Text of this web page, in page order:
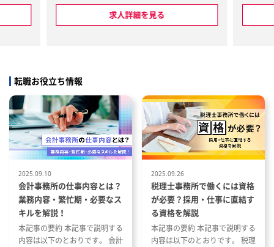
ク・記
士業
求人詳細を見る
転職お役立ち情報
2025.09.10
会計事務所の仕事内容とは？
業務内容・繁忙期・必要なス
キルを解説！
本記事の要約 本記事で説明する
内容は以下のとおりです。 会計
2025.09.26
税理士事務所で働くには資格
が必要？採用・仕事に直結す
る資格を解説
本記事の要約 本記事で説明する
内容は以下のとおりです。 税理